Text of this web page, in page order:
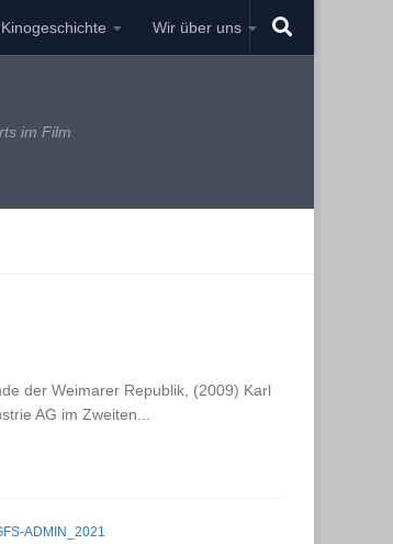
Wir über uns
im Film
der Weimarer Republik, (2009) Karl
AG im Zweiten...
ADMIN_2021